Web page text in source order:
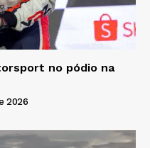
no pódio na
2026